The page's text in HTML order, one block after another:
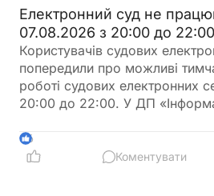
Електронний суд не
07.08.2026 з 20:00 до
Користувачів судових
попередили про можливі
роботі судових електронних
20:00 до 22:00. У ДП
час планування роботи із
6
Коментувати